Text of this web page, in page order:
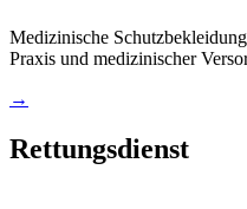
Medizinische
Praxis und medizinischer
→
Rettungsdienst